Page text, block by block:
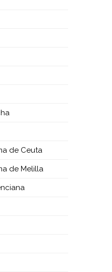
de Ceuta
de Melilla